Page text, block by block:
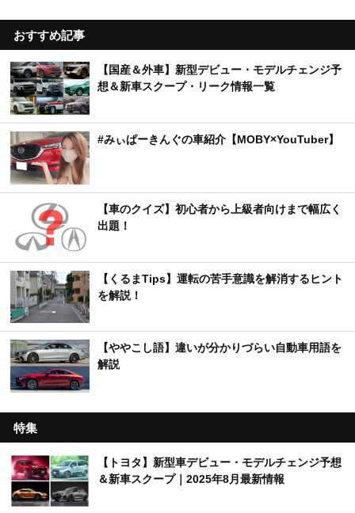
おすすめ記事
【国産＆外車】新型デビュー・モデルチェンジ予
想＆新車スクープ・リーク情報一覧
#みぃぱーきんぐの車紹介【MOBY×YouTuber】
【車のクイズ】初心者から上級者向けまで幅広く
出題！
【くるまTips】運転の苦手意識を解消するヒント
を解説！
【ややこし語】違いが分かりづらい自動車用語を
解説
特集
【トヨタ】新型車デビュー・モデルチェンジ予想
＆新車スクープ｜2025年8月最新情報